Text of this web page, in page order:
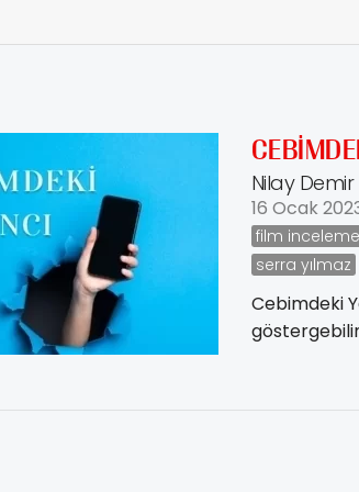
Nilay Demir
16 Ocak
film
serra yılmaz
Cebimdeki